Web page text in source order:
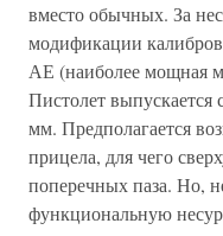
вместо обычных. За
модификации
АЕ (наиболее мощная
Пистолет выпускается
мм. Предполагается
прицела, для чего
поперечных паза. Но,
функциональную